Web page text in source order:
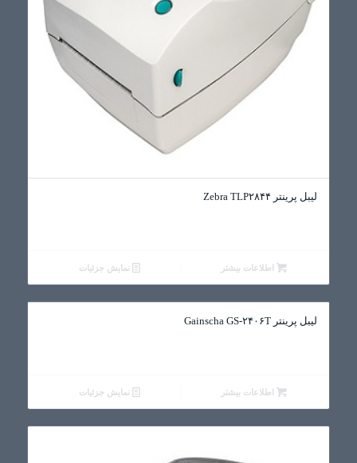
لیبل پرینتر Zebra TLP۲۸۴۴
اطلاعات بیشتر نمایش جزئیات
لیبل پرینتر Gainscha GS-۲۴۰۶T
اطلاعات بیشتر نمایش جزئیات